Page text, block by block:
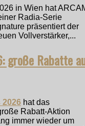
in Wien hat
Radia-Serie
präsentiert der
Vollverstärker,...
große Rabatte
2026 hat das
Rabatt-Aktion
immer wieder um